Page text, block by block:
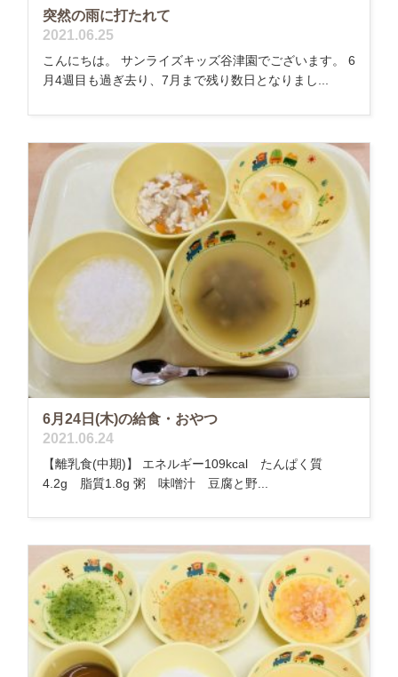
突然の雨に打たれて
2021.06.25
こんにちは。 サンライズキッズ谷津園でございます。 6
月4週目も過ぎ去り、7月まで残り数日となりまし...
6月24日(木)の給食・おやつ
2021.06.24
【離乳食(中期)】 エネルギー109kcal たんぱく質
4.2g 脂質1.8g 粥 味噌汁 豆腐と野...